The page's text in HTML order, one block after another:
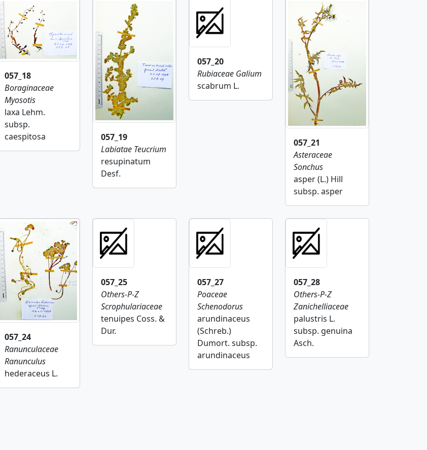
057_18
Boraginaceae
Myosotis
laxa Lehm.
subsp.
caespitosa
057_19
Labiatae Teucrium
resupinatum
Desf.
057_20
Rubiaceae Galium
scabrum L.
057_21
Asteraceae
Sonchus
asper (L.) Hill
subsp. asper
057_24
Ranunculaceae
Ranunculus
hederaceus L.
057_25
Others-P-Z
Scrophulariaceae
tenuipes Coss. &
Dur.
057_27
Poaceae
Schenodorus
arundinaceus
(Schreb.)
Dumort. subsp.
arundinaceus
057_28
Others-P-Z
Zanichelliaceae
palustris L.
subsp. genuina
Asch.